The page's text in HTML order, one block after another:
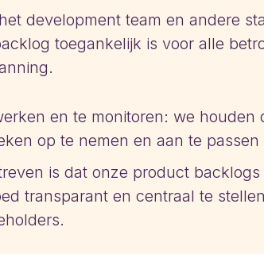
development team en andere
toegankelijk is voor alle
en te monitoren: we
op te nemen en aan te
is dat onze product
transparant en centraal te